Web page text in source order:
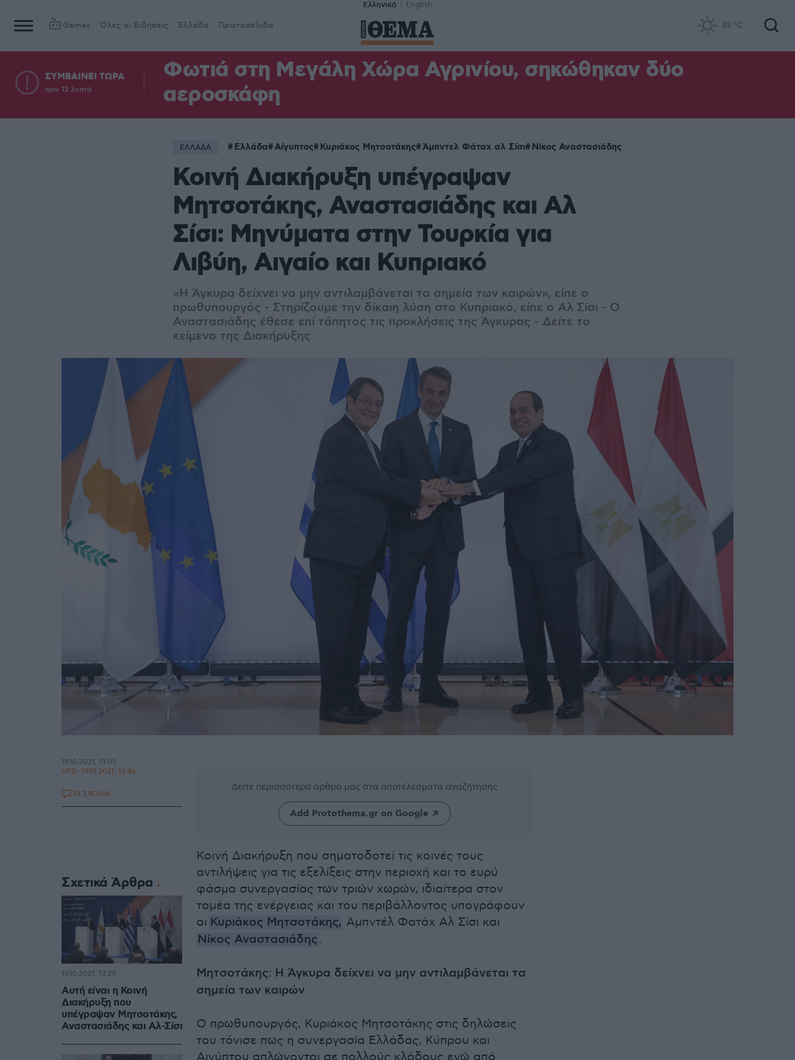
Ελληνικά English
Games Όλες οι Ειδήσεις Ελλάδα Πρωτοσέλιδα 33 °C
ΣΥΜΒΑΙΝΕΙ ΤΩΡΑ
πριν 12 λεπτά
Φωτιά στη Μεγάλη Χώρα Αγρινίου, σηκώθηκαν δύο
αεροσκάφη
ΕΛΛΑΔΑ Ελλάδα Αίγυπτος Κυριάκος Μητσοτάκης Άμπντελ Φάταχ αλ Σίσι Νίκος Αναστασιάδης
Κοινή Διακήρυξη υπέγραψαν
Μητσοτάκης, Αναστασιάδης και Αλ
Σίσι: Μηνύματα στην Τουρκία για
Λιβύη, Αιγαίο και Κυπριακό
«Η Άγκυρα δείχνει να μην αντιλαμβάνεται τα σημεία των καιρών», είπε ο
πρωθυπουργός - Στηρίζουμε την δίκαιη λύση στο Κυπριακό, είπε ο Αλ Σίσι - Ο
Αναστασιάδης έθεσε επί τάπητος τις προκλήσεις της Άγκυρας - Δείτε το
κείμενο της Διακήρυξης
Δείτε περισσότερα άρθρα μας στα αποτελέσματα αναζήτησης
Add Protothema.gr on Google
Κοινή Διακήρυξη που σηματοδοτεί τις κοινές τους
αντιλήψεις για τις εξελίξεις στην περιοχή και το ευρύ
φάσμα συνεργασίας των τριών χωρών, ιδιαίτερα στον
τομέα της ενέργειας και του περιβάλλοντος υπογράφουν
οι Κυριάκος Μητσοτάκης, Αμπντέλ Φατάχ Αλ Σίσι και
Νίκος Αναστασιάδης.
Μητσοτάκης: Η Άγκυρα δείχνει να μην αντιλαμβάνεται τα
σημεία των καιρών
Ο πρωθυπουργός, Κυριάκος Μητσοτάκης στις δηλώσεις
του τόνισε πως η συνεργασία Ελλάδας, Κύπρου και
Αιγύπτου απλώνονται σε πολλούς κλάδους ενώ από
19.10.2021, 13:05
UPD: 19.10.2021, 13:46
13 ΣΧΟΛΙΑ
Σχετικά Άρθρα
Αυτή είναι η Κοινή
Διακήρυξη που
υπέγραψαν Μητσοτάκης,
Αναστασιάδης και Αλ-Σίσι
19.10.2021, 13:29